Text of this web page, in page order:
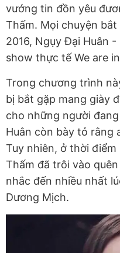
vướng tin đồn yêu
Thấm. Mọi chuyện
2016, Ngụy Đại Huân
show thực tế We are
Trong chương trình
bị bắt gặp mang giày
cho những người
Huân còn bày tỏ rằng
Tuy nhiên, ở thời
Thấm đã trôi vào
nhắc đến nhiều nhất
Dương Mịch.